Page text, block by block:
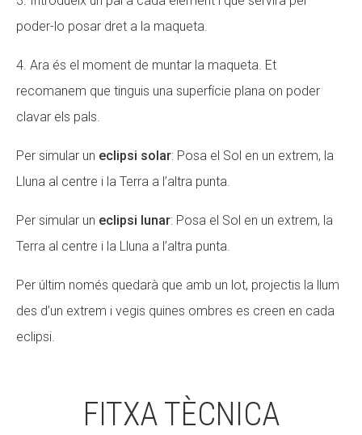
poder-lo posar dret a la maqueta.
4. Ara és el moment de muntar la maqueta. Et
recomanem que tinguis una superfície plana on poder
clavar els pals.
Per simular un eclipsi solar: Posa el Sol en un extrem, la
Lluna al centre i la Terra a l’altra punta.
Per simular un eclipsi lunar: Posa el Sol en un extrem, la
Terra al centre i la Lluna a l’altra punta.
Per últim només quedarà que amb un lot, projectis la llum
des d’un extrem i vegis quines ombres es creen en cada
eclipsi.
FITXA TÈCNICA